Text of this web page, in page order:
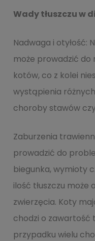
Wady tłuszczu w
Nadwaga i otyłość:
może prowadzić do
kotów, co z kolei
wystąpienia
choroby stawów
Zaburzenia
prowadzić do
biegunka, wymioty
ilość tłuszczu może
zwierzęcia. Koty
chodzi o zawartość
przypadku wielu